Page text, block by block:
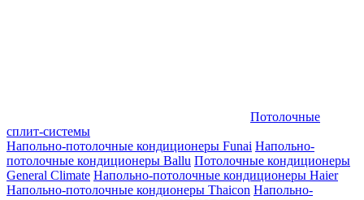
Потолочные
сплит-системы
Напольно-потолочные кондиционеры Funai Напольно-
потолочные кондиционеры Ballu Потолочные кондиционеры
General Climate Напольно-потолочные кондиционеры Haier
Напольно-потолочные кондионеры Thaicon Напольно-